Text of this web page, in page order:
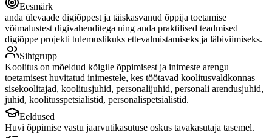
Eesmärk
anda ülevaade digiõppest ja täiskasvanud õppija toetamise
võimalustest digivahenditega ning anda praktilised teadmised
digiõppe projekti tulemuslikuks ettevalmistamiseks ja läbiviimiseks.
Sihtgrupp
Koolitus on mõeldud kõigile õppimisest ja inimeste arengu
toetamisest huvitatud inimestele, kes töötavad koolitusvaldkonnas –
sisekoolitajad, koolitusjuhid, personalijuhid, personali arendusjuhid,
juhid, koolitusspetsialistid, personalispetsialistid.
Eeldused
Huvi õppimise vastu jaarvutikasutuse oskus tavakasutaja tasemel.